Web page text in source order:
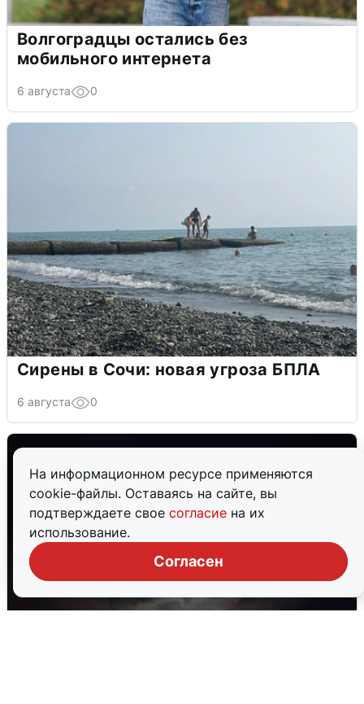
На информационном ресурсе применяются
cookie-файлы. Оставаясь на сайте, вы
подтверждаете свое согласие на их
использование.
Согласен
Волгоградцы остались без
мобильного интернета
6 августа 0
Сирены в Сочи: новая угроза БПЛА
6 августа 0